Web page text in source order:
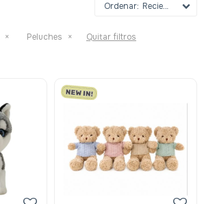
Recientes
Peluches Quitar filtros